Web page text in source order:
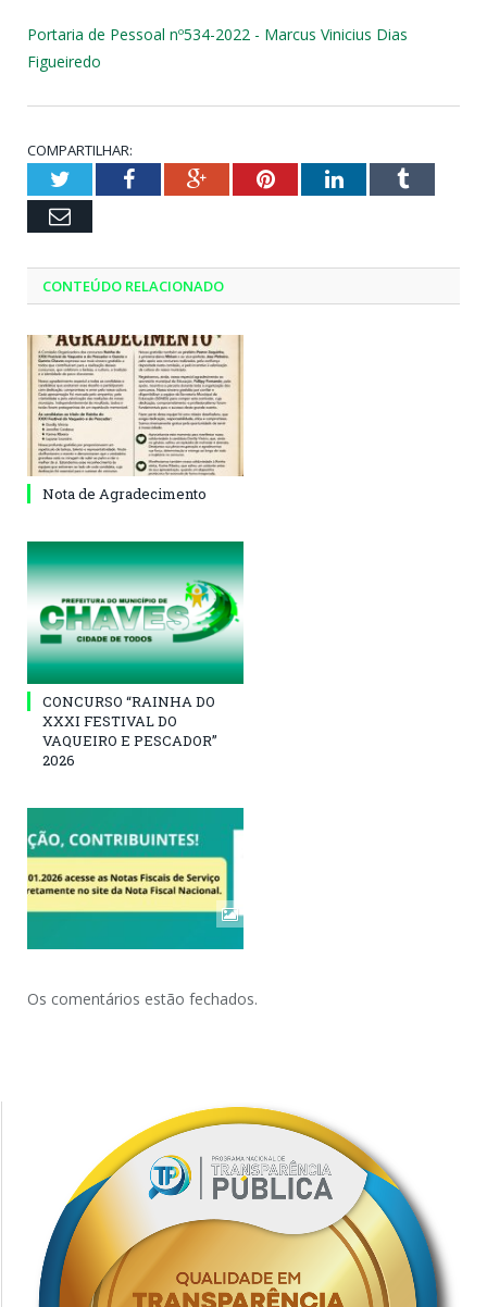
Portaria de Pessoal nº534-2022 - Marcus Vinicius Dias
Figueiredo
COMPARTILHAR:
TwitterFacebookGoogle+PinterestLinkedInTumblr
Email
CONTEÚDO RELACIONADO
Nota de Agradecimento
CONCURSO “RAINHA DO
XXXI FESTIVAL DO
VAQUEIRO E PESCADOR”
2026
Os comentários estão fechados.